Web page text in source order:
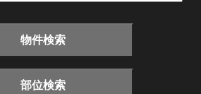
物件検索
部位検索